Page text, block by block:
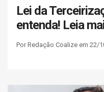
Lei da
entenda! Leia
Por Redação Coalize em 22/